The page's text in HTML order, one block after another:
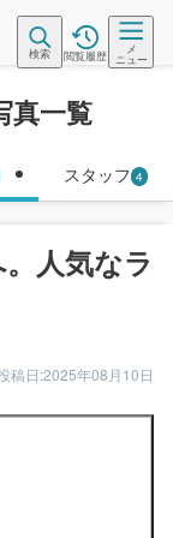
検索 閲覧履歴
メ
ニュー
真一覧
スタッフ 4
人気なラ
稿日:2025年08月10日